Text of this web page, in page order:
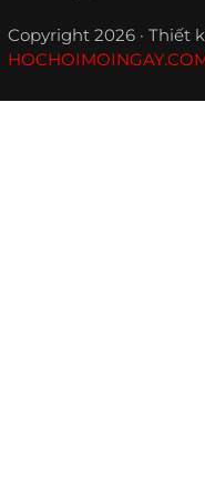
Copyright 2026 · Thiết